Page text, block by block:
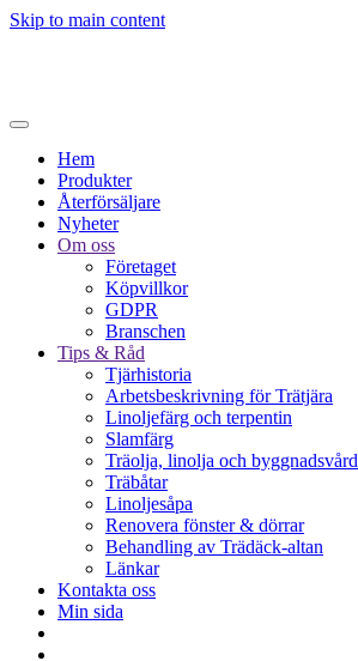
Skip to main content
Hem
Produkter
Återförsäljare
Nyheter
Om oss
Företaget
Köpvillkor
GDPR
Branschen
Tips & Råd
Tjärhistoria
Arbetsbeskrivning för Trätjära
Linoljefärg och terpentin
Slamfärg
Träolja, linolja och byggnadsvård
Träbåtar
Linoljesåpa
Renovera fönster & dörrar
Behandling av Trädäck-altan
Länkar
Kontakta oss
Min sida